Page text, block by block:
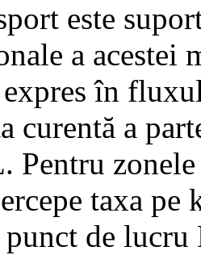
este
a
în
curentă a
Pentru
taxa
de